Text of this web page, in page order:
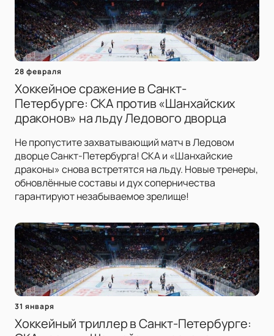
28 февраля
Хоккейное сражение в Санкт-
Петербурге: СКА против «Шанхайских
драконов» на льду Ледового дворца
Не пропустите захватывающий матч в Ледовом
дворце Санкт-Петербурга! СКА и «Шанхайские
драконы» снова встретятся на льду. Новые тренеры,
обновлённые составы и дух соперничества
гарантируют незабываемое зрелище!
31 января
Хоккейный триллер в Санкт-Петербурге: